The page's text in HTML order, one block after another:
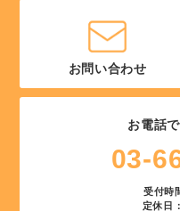
お電話
03-
受付時
定休日
お問い合わせ